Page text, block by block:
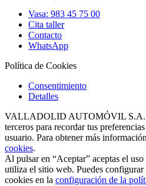
Vasa: 983 45 75 00
Cita taller
Contacto
WhatsApp
Política de Cookies
Consentimiento
Detalles
VALLADOLID AUTOMÓVIL S.A.
terceros para recordar tus
usuario. Para obtener más
cookies.
Al pulsar en “Aceptar” aceptas el
utiliza el sitio web. Puedes configurar
cookies en la configuración de la